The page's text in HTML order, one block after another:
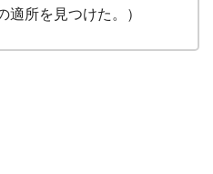
適所を見つけた。）